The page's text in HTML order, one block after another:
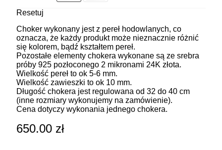
Resetuj
Choker wykonany jest z pereł hodowlanych, co
oznacza, że każdy produkt może nieznacznie różnić
się kolorem, bądź kształtem pereł.
Pozostałe elementy chokera wykonane są ze srebra
próby 925 pozłoconego 2 mikronami 24K złota.
Wielkość pereł to ok 5-6 mm.
Wielkość zawieszki to ok 10 mm.
Długość chokera jest regulowana od 32 do 40 cm
(inne rozmiary wykonujemy na zamówienie).
Cena dotyczy wykonania jednego chokera.
650.00 zł